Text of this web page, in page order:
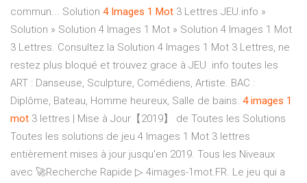
commun... Solution 4 Images 1 Mot 3 Lettres JEU.info »
Solution » Solution 4 Images 1 Mot » Solution 4 Images 1 Mot
3 Lettres. Consultez la Solution 4 Images 1 Mot 3 Lettres, ne
restez plus bloqué et trouvez grace à JEU .info toutes les
ART : Danseuse, Sculpture, Comédiens, Artiste. BAC :
Diplôme, Bateau, Homme heureux, Salle de bains. 4 images 1
mot 3 lettres | Mise à Jour【2019】 de Toutes les Solutions
Toutes les solutions de jeu 4 Images 1 Mot 3 lettres
entièrement mises à jour jusqu'en 2019. Tous les Niveaux
avec 🚀Recherche Rapide ▷ 4images-1mot.FR. Le jeu qui a